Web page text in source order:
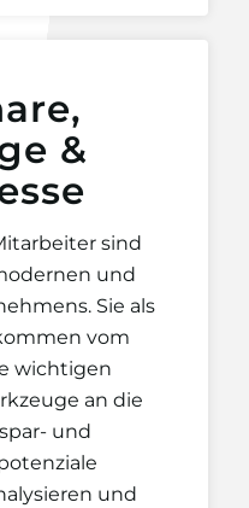
&
sind
und
Sie als
vom
wichtigen
an die
und
und